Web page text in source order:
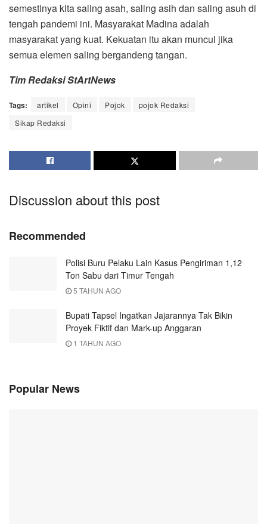
semestinya kita saling asah, saling asih dan saling asuh di
tengah pandemi ini. Masyarakat Madina adalah
masyarakat yang kuat. Kekuatan itu akan muncul jika
semua elemen saling bergandeng tangan.
Tim Redaksi StArtNews
Tags: artikel Opini Pojok
pojok Redaksi
Sikap Redaksi
Discussion about this post
Recommended
Polisi Buru Pelaku Lain Kasus Pengiriman 1,12
Ton Sabu dari Timur Tengah
5 TAHUN AGO
Bupati Tapsel Ingatkan Jajarannya Tak Bikin
Proyek Fiktif dan Mark-up Anggaran
1 TAHUN AGO
Popular News